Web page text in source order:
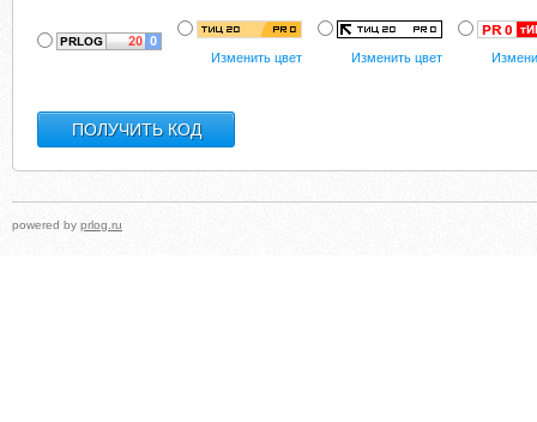
Изменить цвет Изменить цвет
powered by prlog.ru